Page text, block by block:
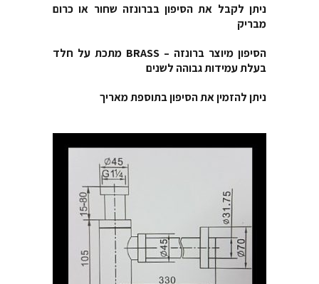
ניתן לקבל את הסיפון בברונזה שחור או כרום
מבריק
הסיפון מיוצר ברונזה – BRASS מתכת על חלד
בעלת עמידות גבוהה לשנים
ניתן להזמין את הסיפון בתוספת מאריך